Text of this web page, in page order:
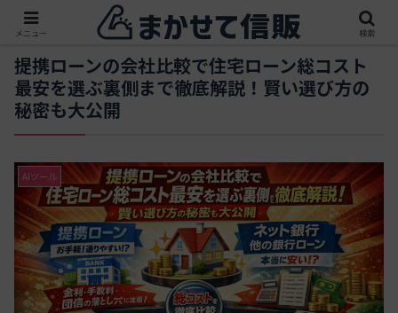
提携ローンの会社比較で住宅ローン総コスト
最安を選ぶ裏側まで徹底解説！賢い選び方の
秘密も大公開
AIツール
メニュー 検索